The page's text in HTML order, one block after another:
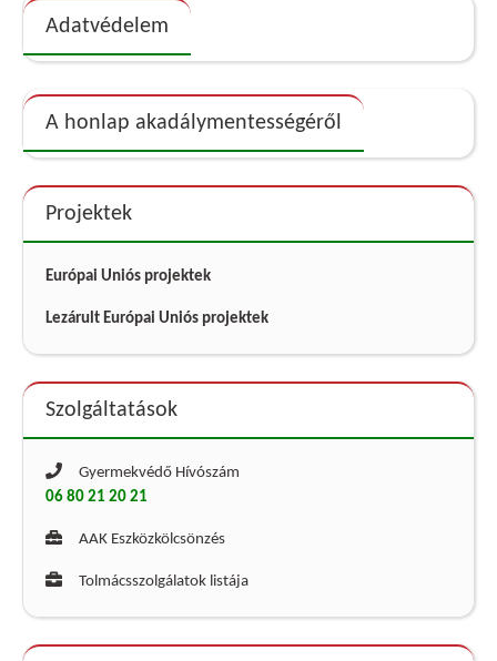
Adatvédelem
A honlap akadálymentességéről
Projektek
Európai Uniós projektek
Lezárult Európai Uniós projektek
Szolgáltatások
Gyermekvédő Hívószám
06 80 21 20 21
AAK Eszközkölcsönzés
Tolmácsszolgálatok listája